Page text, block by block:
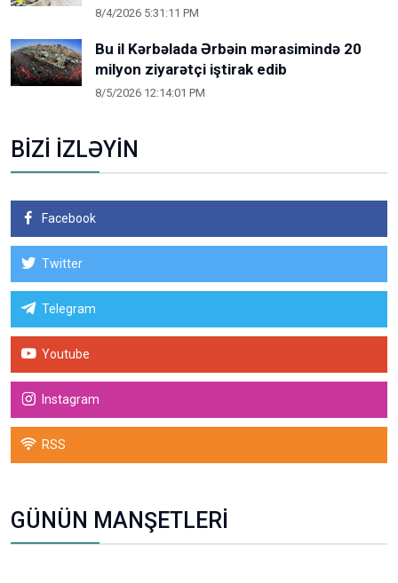
8/4/2026 5:31:11 PM
Bu il Kərbəlada Ərbəin mərasimində 20
milyon ziyarətçi iştirak edib
8/5/2026 12:14:01 PM
BİZİ İZLƏYİN
Facebook
Twitter
Telegram
Youtube
Instagram
RSS
GÜNÜN MANŞETLERİ